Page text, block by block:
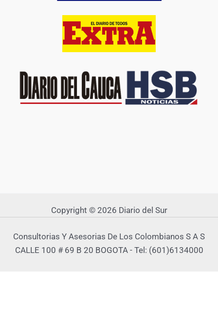
Copyright © 2026 Diario del Sur
Consultorias Y Asesorias De Los Colombianos S A S
CALLE 100 # 69 B 20 BOGOTA - Tel: (601)6134000